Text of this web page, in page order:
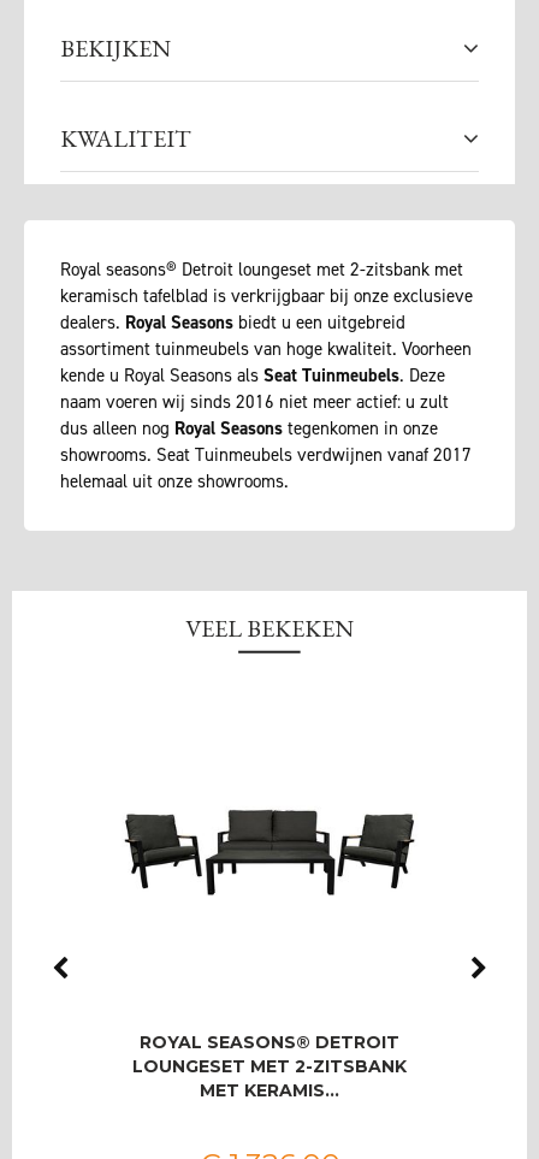
BEKIJKEN
KWALITEIT
Royal seasons® Detroit loungeset met 2-zitsbank met
keramisch tafelblad is verkrijgbaar bij onze exclusieve
dealers. Royal Seasons biedt u een uitgebreid
assortiment tuinmeubels van hoge kwaliteit. Voorheen
kende u Royal Seasons als Seat Tuinmeubels. Deze
naam voeren wij sinds 2016 niet meer actief: u zult
dus alleen nog Royal Seasons tegenkomen in onze
showrooms. Seat Tuinmeubels verdwijnen vanaf 2017
helemaal uit onze showrooms.
VEEL BEKEKEN
ROYAL SEASONS® DETROIT
LOUNGESET MET 2-ZITSBANK
MET KERAMIS…